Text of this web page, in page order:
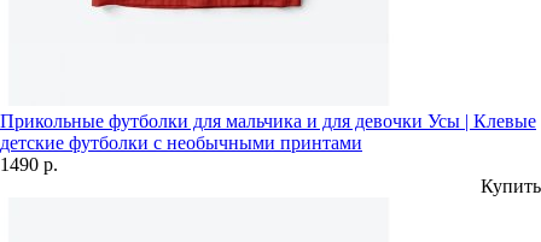
Прикольные футболки для мальчика и для девочки Усы | Клевые
детские футболки с необычными принтами
1490 р.
Купить